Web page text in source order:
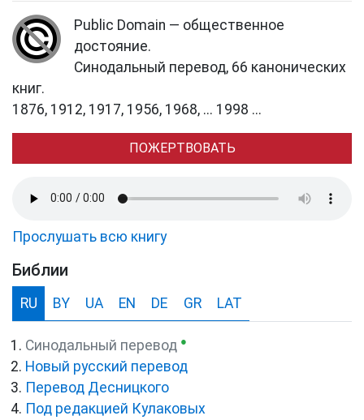
Public Domain — общественное
достояние.
Синодальный перевод, 66 канонических
книг.
1876, 1912, 1917, 1956, 1968, ... 1998 ...
ПОЖЕРТВОВАТЬ
Прослушать всю книгу
Библии
RU BY UA EN DE GR LAT
Синодальный перевод ●
Новый русский перевод
Перевод Десницкого
Под редакцией Кулаковых